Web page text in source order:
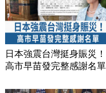
日本強震台灣挺身賑災！
高市早苗發完整感謝名單